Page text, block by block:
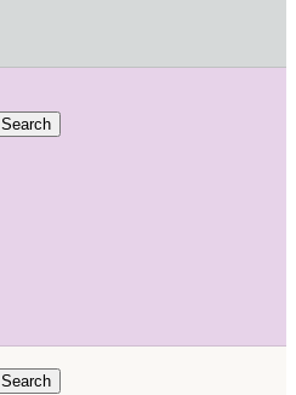
Search
Search